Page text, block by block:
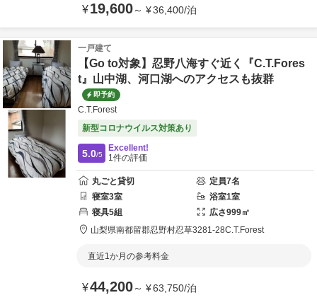
¥19,600～ ¥36,400/泊
一戸建て
【Go to対象】忍野八海すぐ近く『C.T.Fores
t』山中湖、河口湖へのアクセスも抜群
即予約
C.T.Forest
新型コロナウイルス対策あり
5.0/5
Excellent!
1件の評価
丸ごと貸切 定員7名
寝室3室 浴室1室
寝具5組 広さ999㎡
山梨県南都留郡忍野村忍草3281-28C.T.Forest
直近1か月の参考料金
¥44,200～ ¥63,750/泊